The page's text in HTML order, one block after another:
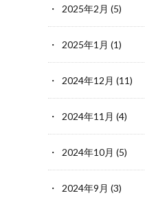
2025年2月 (5)
2025年1月 (1)
2024年12月 (11)
2024年11月 (4)
2024年10月 (5)
2024年9月 (3)